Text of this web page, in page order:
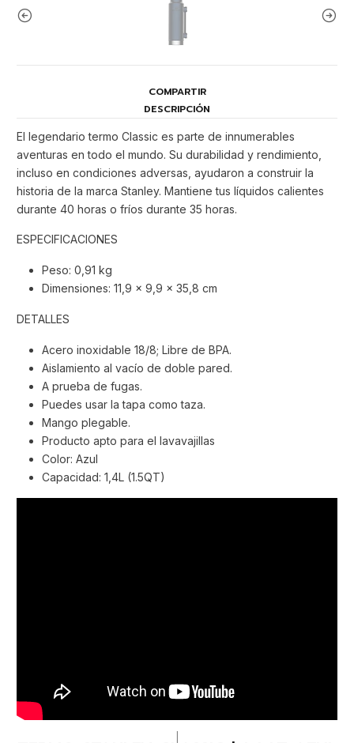
COMPARTIR
DESCRIPCIÓN
El legendario termo Classic es parte de innumerables
aventuras en todo el mundo. Su durabilidad y rendimiento,
incluso en condiciones adversas, ayudaron a construir la
historia de la marca Stanley. Mantiene tus líquidos calientes
durante 40 horas o fríos durante 35 horas.
ESPECIFICACIONES
Peso: 0,91 kg
Dimensiones: 11,9 x 9,9 x 35,8 cm
DETALLES
Acero inoxidable 18/8; Libre de BPA.
Aislamiento al vacío de doble pared.
A prueba de fugas.
Puedes usar la tapa como taza.
Mango plegable.
Producto apto para el lavavajillas
Color: Azul
Capacidad: 1,4L (1.5QT)